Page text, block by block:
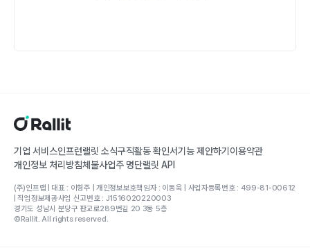
기업 서비스인프런랠릿 소식구직활동 확인서기능 제안하기 이용약관
개인정보 처리방침체불사업주 명단랠릿 API
(주)인프랩 | 대표 : 이형주 | 개인정보보호책임자 : 이동욱 | 사업자등록번호 : 499-81-00612
| 직업정보제공사업 신고번호 : J1516020220003
경기도 성남시 분당구 판교로289번길 20 3동 5층
©Rallit. All rights reserved.